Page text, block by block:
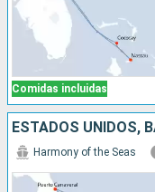
Comidas incluidas
ESTADOS UNIDOS,
Harmony of the Seas